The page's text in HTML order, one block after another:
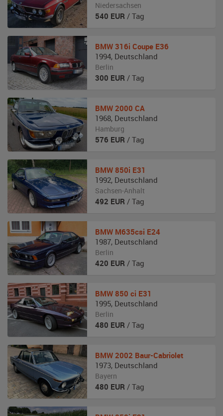
Niedersachsen
540 EUR / Tag
BMW 316i Coupe E36
1994, Deutschland
Berlin
300 EUR / Tag
BMW 2000 CA
1968, Deutschland
Hamburg
576 EUR / Tag
BMW 850i E31
1992, Deutschland
Sachsen-Anhalt
492 EUR / Tag
BMW M635csi E24
1987, Deutschland
Berlin
420 EUR / Tag
BMW 850 ci E31
1995, Deutschland
Berlin
480 EUR / Tag
BMW 2002 Baur-Cabriolet
1973, Deutschland
Bayern
480 EUR / Tag